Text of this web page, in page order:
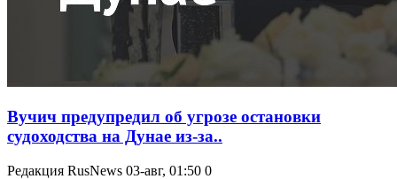
Вучич предупредил об угрозе остановки
судоходства на Дунае из-за..
Редакция RusNews 03-авг, 01:50 0